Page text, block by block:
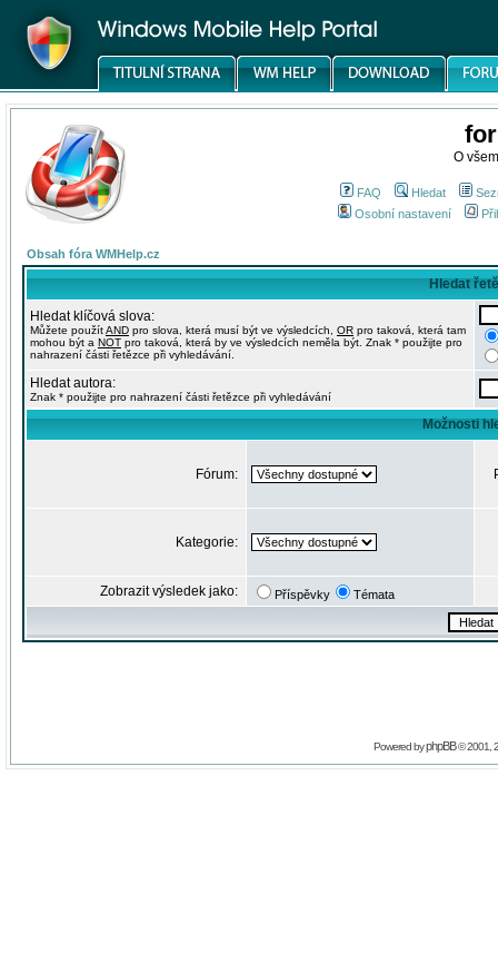
O
FAQ Hledat
Osobní nastavení
Obsah fóra WMHelp.cz
Hledat
Hledat klíčová slova:
Můžete použítAND pro slova, která musí být ve výsledcích, OR pro taková, která tam
mohou být a NOT pro taková, která by ve výsledcích neměla být. Znak * použijte pro
nahrazení části řetězce při vyhledávání.
Hledat autora:
Znak * použijte pro nahrazení části řetězce při vyhledávání
Možnosti
Fórum:
Kategorie:
Zobrazit výsledek jako: Příspěvky Témata
Powered byphpBB© 2001,